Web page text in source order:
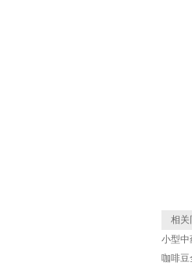
相关
小型中
咖啡豆